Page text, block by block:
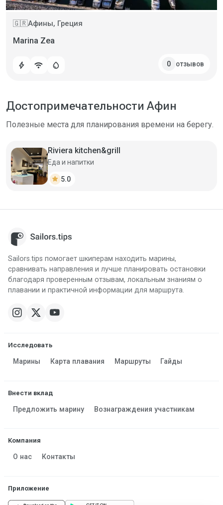
🇬🇷Афины, Греция
Marina Zea
bolt wifi water_drop 0 отзывов
Достопримечательности Афин
Полезные места для планирования времени на берегу.
Riviera kitchen&grill
Еда и напитки
star 5.0
Sailors.tips помогает шкиперам находить марины,
сравнивать направления и лучше планировать остановки
благодаря проверенным отзывам, локальным знаниям о
плавании и практичной информации для маршрута.
Исследовать
Марины Карта плавания Маршруты Гайды
Внести вклад
Предложить марину Вознаграждения участникам
Компания
О нас Контакты
Приложение